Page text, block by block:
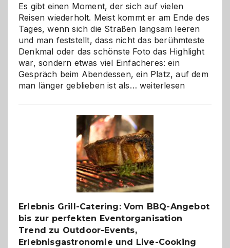
Es gibt einen Moment, der sich auf vielen
Reisen wiederholt. Meist kommt er am Ende des
Tages, wenn sich die Straßen langsam leeren
und man feststellt, dass nicht das berühmteste
Denkmal oder das schönste Foto das Highlight
war, sondern etwas viel Einfacheres: ein
Gespräch beim Abendessen, ein Platz, auf dem
man länger geblieben ist als… Als
–
die
Gelegenheit,
neue
Reiseziele
zu
entdecken
weiterlesen
Erlebnis Grill-Catering: Vom BBQ-Angebot
bis zur perfekten Eventorganisation
Trend zu Outdoor-Events,
Erlebnisgastronomie und Live-Cooking